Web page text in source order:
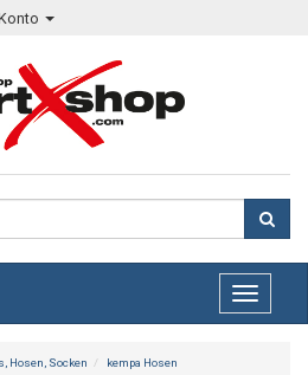
Toggle
Hosen, Socken kempa Hosen